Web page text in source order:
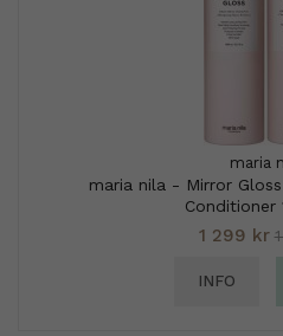
maria
maria nila - Mirror
Conditioner
1 299 kr
INFO